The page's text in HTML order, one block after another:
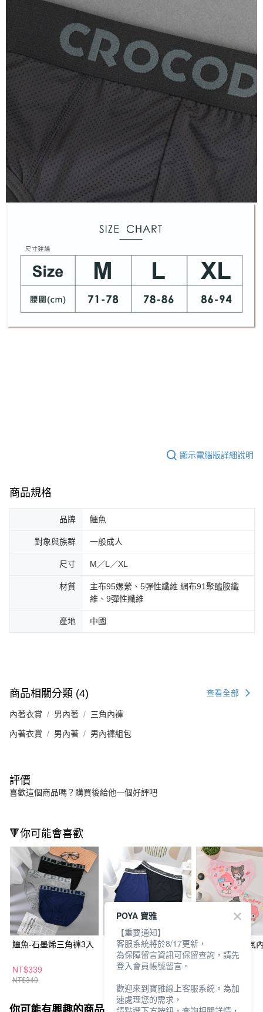
顯示電腦版詳細說明
商品規格
品牌 鱷魚
對象與族群 一般成人
尺寸 M／L／XL
材質
主布95嫘縈、5彈性纖維.網布91聚醯胺纖
維、9彈性纖維
產地 中國
商品相關分類 (4) 查看全部
內著衣賞 男內著 三角內褲
內著衣賞 男內著 男內褲組包
評價
喜歡這個商品嗎？購買後給他一個好評吧
🔻你可能會喜歡
鱷魚-石墨烯三角褲3入
NT$339
NT$349
鱷魚-涼感平口褲
NT$219
三麗鷗女童透氣
入
POYA 寶雅
【重要通知】
客服系統將於8/17更新，
為保障留言資訊可保留查詢，請先
登入會員帳號留言。
歡迎來到寶雅線上客服系統。為加
速處理您的需求，